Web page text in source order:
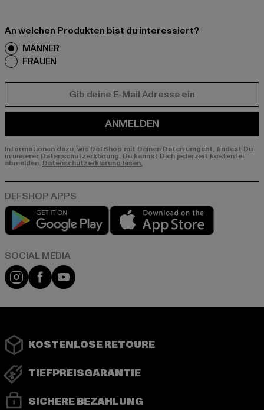
An welchen Produkten bist du interessiert?
MÄNNER
FRAUEN
ANMELDEN
Informationen dazu, wie DefShop mit Deinen Daten umgeht, findest Du
in unserer Datenschutzerklärung. Du kannst Dich jederzeit kostenfei
abmelden. Datenschutzerklärung lesen.
Play market
Instagram
FacebookYouTube
KOSTENLOSE RETOURE
TIEFPREISGARANTIE
SICHERE BEZAHLUNG